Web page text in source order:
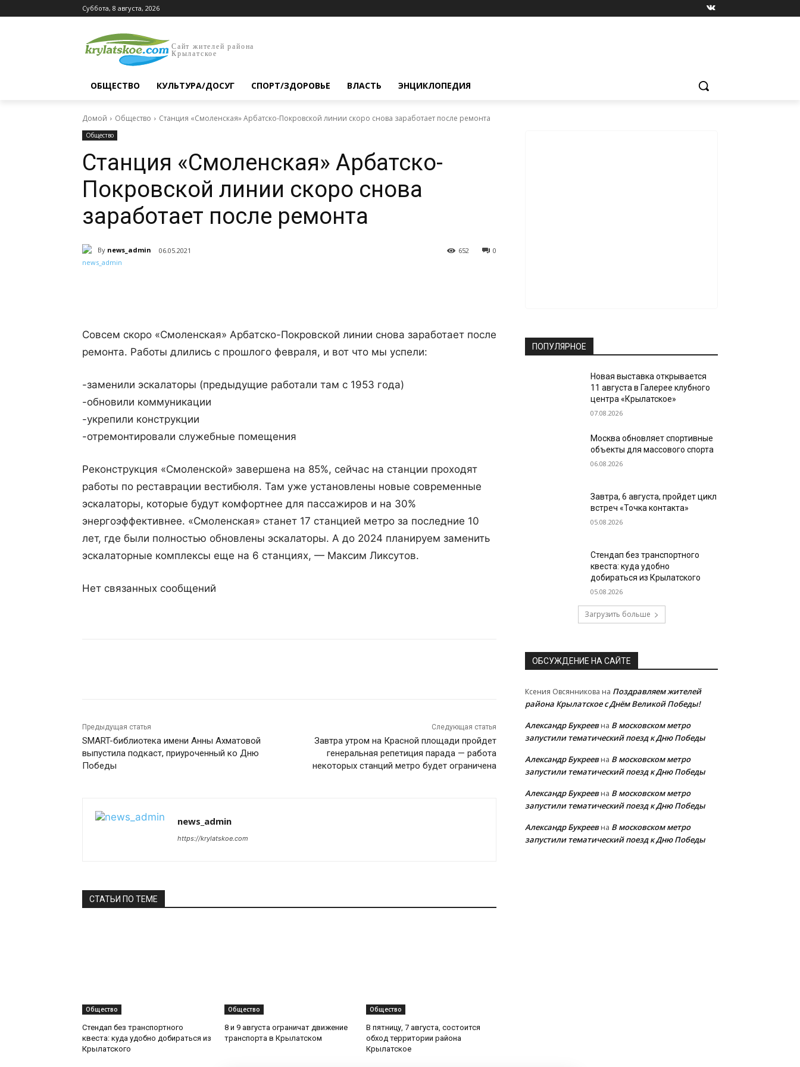
Суббота, 8 августа, 2026
Сайт жителей района
Крылатское
ОБЩЕСТВО КУЛЬТУРА/ДОСУГ СПОРТ/ЗДОРОВЬЕ ВЛАСТЬ ЭНЦИКЛОПЕДИЯ
Домой Общество Станция «Смоленская» Арбатско-Покровской линии скоро снова заработает после ремонта
Общество
Станция «Смоленская» Арбатско-
Покровской линии скоро снова
заработает после ремонта
By news_admin 06.05.2021 0
652
Совсем скоро «Смоленская» Арбатско-Покровской линии снова заработает после
ремонта. Работы длились с прошлого февраля, и вот что мы успели:
-заменили эскалаторы (предыдущие работали там с 1953 года)
-обновили коммуникации
-укрепили конструкции
-отремонтировали служебные помещения
Реконструкция «Смоленской» завершена на 85%, сейчас на станции проходят
работы по реставрации вестибюля. Там уже установлены новые современные
эскалаторы, которые будут комфортнее для пассажиров и на 30%
энергоэффективнее. «Смоленская» станет 17 станцией метро за последние 10
лет, где были полностью обновлены эскалаторы. А до 2024 планируем заменить
эскалаторные комплексы еще на 6 станциях, — Максим Ликсутов.
Нет связанных сообщений
Предыдущая статья
SMART-библиотека имени Анны Ахматовой
выпустила подкаст, приуроченный ко Дню
Победы
Следующая статья
Завтра утром на Красной площади пройдет
генеральная репетиция парада — работа
некоторых станций метро будет ограничена
news_admin
https://krylatskoe.com
СТАТЬИ ПО ТЕМЕ
Общество
Стендап без транспортного
квеста: куда удобно добираться из
Крылатского
Общество
8 и 9 августа ограничат движение
транспорта в Крылатском
Общество
В пятницу, 7 августа, состоится
обход территории района
Крылатское
ПОПУЛЯРНОЕ
Новая выставка открывается
11 августа в Галерее клубного
центра «Крылатское»
07.08.2026
Москва обновляет спортивные
объекты для массового спорта
06.08.2026
Завтра, 6 августа, пройдет цикл
встреч «Точка контакта»
05.08.2026
Стендап без транспортного
квеста: куда удобно
добираться из Крылатского
05.08.2026
Загрузить больше
ОБСУЖДЕНИЕ НА САЙТЕ
Ксения Овсянникова на Поздравляем жителей
района Крылатское с Днём Великой Победы!
Александр Букреевна В московском метро
запустили тематический поезд к Дню Победы
Александр Букреевна В московском метро
запустили тематический поезд к Дню Победы
Александр Букреевна В московском метро
запустили тематический поезд к Дню Победы
Александр Букреевна В московском метро
запустили тематический поезд к Дню Победы